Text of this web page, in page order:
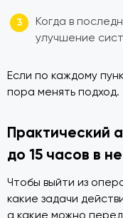
Когда в
улучшение
Если по каждому
пора менять подход.
Практический
до 15 часов в
Чтобы выйти из
какие задачи
а какие можно